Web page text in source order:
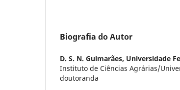
Biografia do Autor
D. S. N. Guimarães, Universidade
Instituto de Ciências Agrárias/
doutoranda